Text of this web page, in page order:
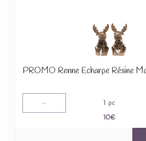
- 1 pc
10€